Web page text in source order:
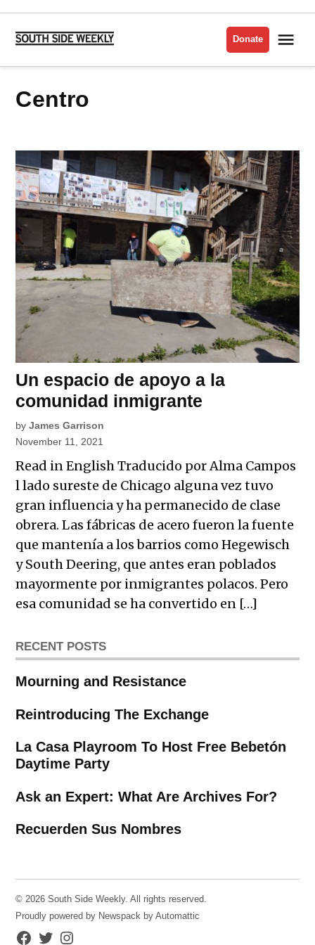
Skip
content
Side
Donate
centro
Un espacio de apoyo a la
comunidad inmigrante
by James Garrison
November 11, 2021
Read in English Traducido por Alma Campos
l lado sureste de Chicago alguna vez tuvo
gran influencia y ha permanecido de clase
obrera. Las fábricas de acero fueron la fuente
que mantenía a los barrios como Hegewisch
y South Deering, que antes eran poblados
mayormente por inmigrantes polacos. Pero
esa comunidad se ha convertido en […]
RECENT POSTS
Mourning and Resistance
Reintroducing The Exchange
La Casa Playroom To Host Free Bebetón
Daytime Party
Ask an Expert: What Are Archives For?
Recuerden Sus Nombres
© 2026 South Side Weekly. All rights reserved.
Proudly powered by Newspack by Automattic
Facebook
TwitterInstagram